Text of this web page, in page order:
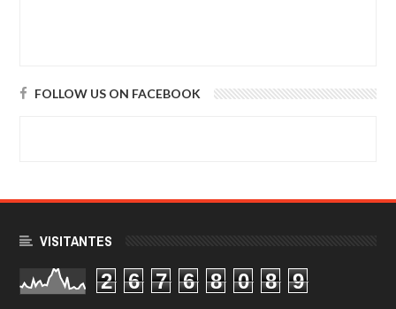
FOLLOW US ON FACEBOOK
VISITANTES
2 6 7 6 8 0 8 9